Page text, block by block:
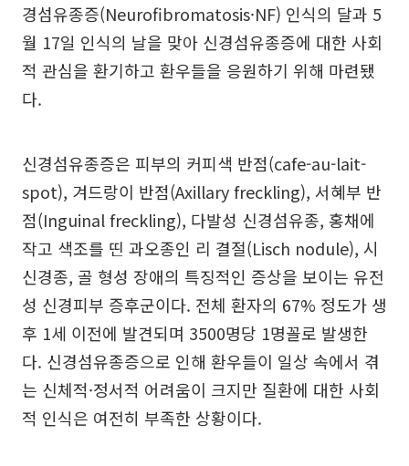
경섬유종증(Neurofibromatosis·NF) 인식의 달과 5
월 17일 인식의 날을 맞아 신경섬유종증에 대한 사회
적 관심을 환기하고 환우들을 응원하기 위해 마련됐
다.
신경섬유종증은 피부의 커피색 반점(cafe-au-lait-
spot), 겨드랑이 반점(Axillary freckling), 서혜부 반
점(Inguinal freckling), 다발성 신경섬유종, 홍채에
작고 색조를 띤 과오종인 리 결절(Lisch nodule), 시
신경종, 골 형성 장애의 특징적인 증상을 보이는 유전
성 신경피부 증후군이다. 전체 환자의 67% 정도가 생
후 1세 이전에 발견되며 3500명당 1명꼴로 발생한
다. 신경섬유종증으로 인해 환우들이 일상 속에서 겪
는 신체적·정서적 어려움이 크지만 질환에 대한 사회
적 인식은 여전히 부족한 상황이다.